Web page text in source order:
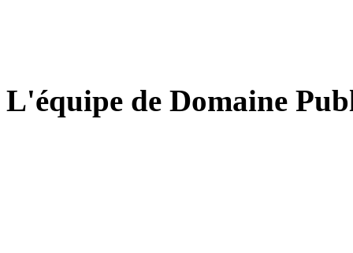
L'équipe de Domaine